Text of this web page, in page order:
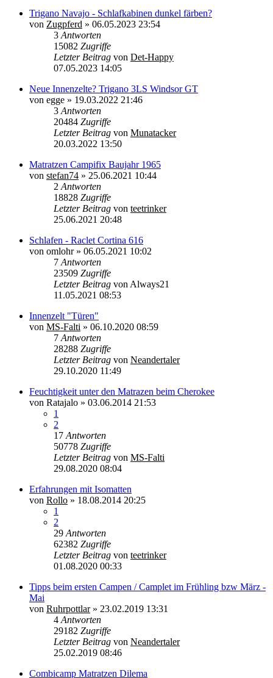
Trigano Navajo - Schlafkabinen dunkel färben?
von Zugpferd » 06.05.2023 23:54
3 Antworten
15082 Zugriffe
Letzter Beitrag von Det-Happy
07.05.2023 14:05
Neue Innenzelte? Trigano 3LS Windsor GT
von egge » 19.03.2022 21:46
3 Antworten
20484 Zugriffe
Letzter Beitrag von Munatacker
20.03.2022 13:50
Matratzen Campifix Baujahr 1965
von stefan74 » 25.06.2021 10:44
2 Antworten
18828 Zugriffe
Letzter Beitrag von teetrinker
25.06.2021 20:48
Schlafen - Raclet Cortina 616
von omlohr» 06.05.2021 10:02
7 Antworten
23509 Zugriffe
Letzter Beitrag von Always21
11.05.2021 08:53
Innenzelt "Türen"
von MS-Falti » 06.10.2020 08:59
7 Antworten
28288 Zugriffe
Letzter Beitrag von Neandertaler
29.10.2020 11:49
Feuchtigkeit unter den Matrazen beim Cherokee
von Ratajalo » 03.06.2014 21:53
1
2
17 Antworten
50778 Zugriffe
Letzter Beitrag von MS-Falti
29.08.2020 08:04
Erfahrungen mit Isomatten
von Rollo » 18.08.2014 20:25
1
2
29 Antworten
62382 Zugriffe
Letzter Beitrag von teetrinker
01.08.2020 00:33
Tipps beim ersten Campen / Camplet im Frühling bzw März -
Mai
von Ruhrpottlar» 23.02.2019 13:31
4 Antworten
29182 Zugriffe
Letzter Beitrag von Neandertaler
25.02.2019 08:46
Combicamp Matratzen Dilema